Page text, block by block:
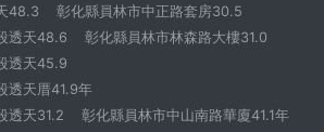
48.3
彰化縣員林市中正路套房30.5
透天48.6
彰化縣員林市林森路大樓31.0
透天45.9
透天厝41.9年
透天31.2
彰化縣員林市中山南路華廈41.1年